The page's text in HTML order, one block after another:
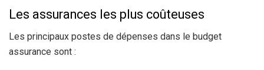
Les assurances les plus coûteuses
Les principaux postes de dépenses dans le budget
assurance sont :